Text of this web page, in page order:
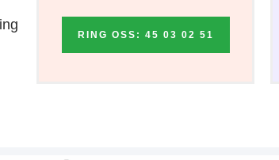
RING OSS: 45 03 02 51